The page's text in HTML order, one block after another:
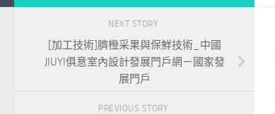
NEXT STORY
[加工技術]臍橙采果與保鮮技術_中國
JIUYI俱意室內設計發展門戶網－國家發
展門戶
PREVIOUS STORY